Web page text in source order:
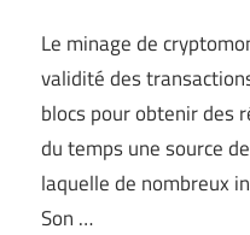
Le minage de
validité des
blocs pour obtenir des
du temps une source
laquelle de nombreux
Son …